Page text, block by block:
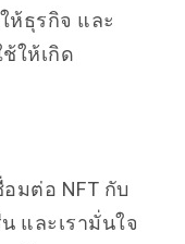
ห้ธุรกิจ และ
ให้เกิด
อมต่อ NFT กับ
และเรามั่นใจ